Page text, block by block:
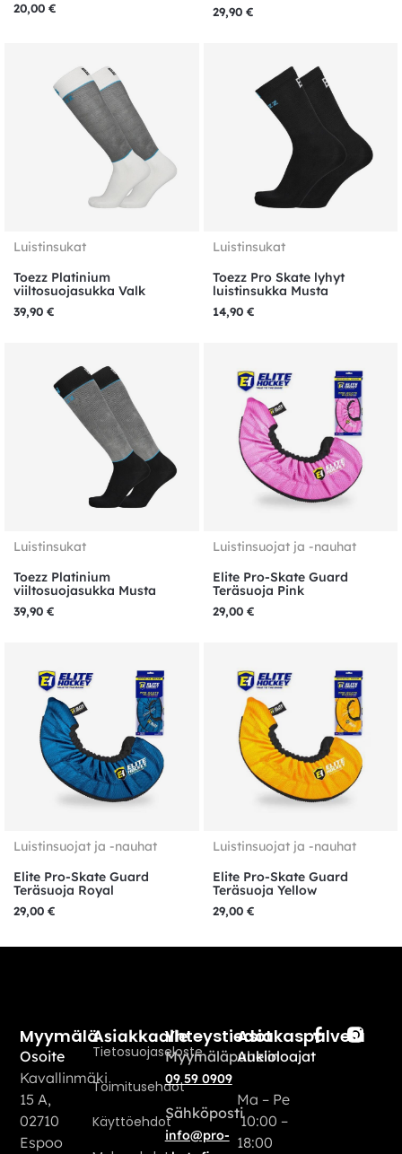
20,00 € 29,90 €
Luistinsukat
Toezz Platinium
viiltosuojasukka Valk
39,90 €
Luistinsukat
Toezz Pro Skate lyhyt
luistinsukka Musta
14,90 €
Luistinsukat
Toezz Platinium
viiltosuojasukka Musta
39,90 €
Luistinsuojat ja -nauhat
Elite Pro-Skate Guard
Teräsuoja Pink
29,00 €
Luistinsuojat ja -nauhat
Elite Pro-Skate Guard
Teräsuoja Royal
29,00 €
Luistinsuojat ja -nauhat
Elite Pro-Skate Guard
Teräsuoja Yellow
29,00 €
Asiakkaalle
Tietosuojaseloste
Toimitusehdot
Käyttöehdot
Myymälä
Osoite
Kavallinmäki
15 A,
02710
Espoo
Yhteystiedot
Myymäläpuhelin
09 59 0909
Sähköposti
info@pro-
Asiakaspalvelu
Aukioloajat
Ma – Pe
10:00 –
18:00